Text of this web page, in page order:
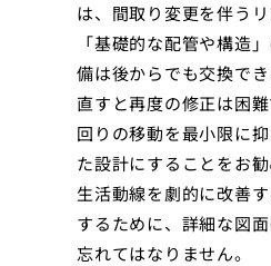
は、間取り変更を伴う
「基礎的な配管や構造
備は後からでも交換で
直すと再度の修正は困
回りの移動を最小限に
た設計にすることをお
生活動線を劇的に改善
するために、詳細な図
忘れてはなりません。